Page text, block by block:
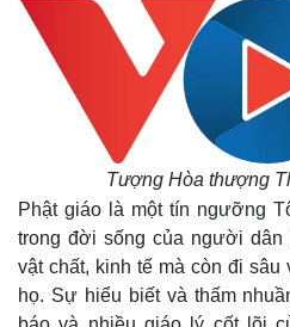
Tượng Hòa thượng
Phật giáo là một tín ngưỡng
trong đời sống của người dân
vật chất, kinh tế mà còn đi
họ. Sự hiểu biết và thấm